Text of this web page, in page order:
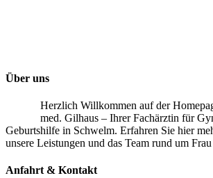
Über uns
Herzlich Willkommen auf der
med. Gilhaus – Ihrer Fachärztin für
Geburtshilfe in Schwelm. Erfahren Sie hier
unsere Leistungen und das Team rund um
Anfahrt & Kontakt